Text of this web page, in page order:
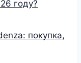
году?
покупка,